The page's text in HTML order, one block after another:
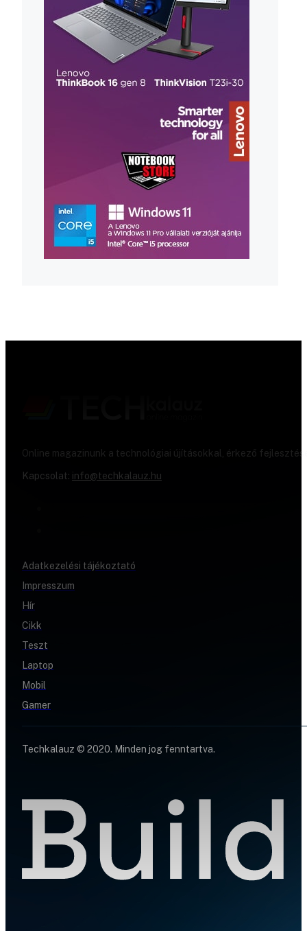
Online magazinunk a technológiai újításokkal, érkező
Kapcsolat: info@techkalauz.hu
Adatkezelési tájékoztató
Impresszum
Hír
Cikk
Teszt
Laptop
Mobil
Gamer
Techkalauz © 2020. Minden jog fenntartva.